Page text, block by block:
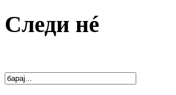
Следи нé